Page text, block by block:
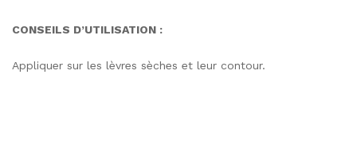
CONSEILS D’UTILISATION :
Appliquer sur les lèvres sèches et leur contour.